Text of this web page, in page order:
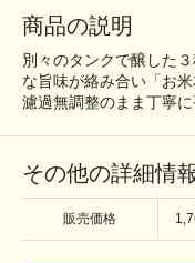
商品の説明
別々のタンクで醸した
な旨味が絡み合い「お
濾過無調整のまま丁寧
その他の詳細情
販売価格